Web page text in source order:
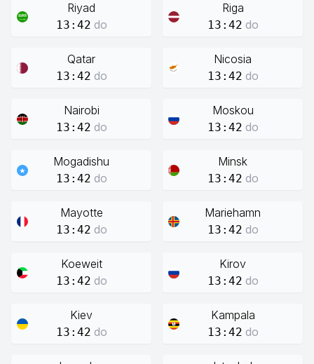
Riyad
13:42 do
Riga
13:42 do
Qatar
13:42 do
Nicosia
13:42 do
Nairobi
13:42 do
Moskou
13:42 do
Mogadishu
13:42 do
Minsk
13:42 do
Mayotte
13:42 do
Mariehamn
13:42 do
Koeweit
13:42 do
Kirov
13:42 do
Kiev
13:42 do
Kampala
13:42 do